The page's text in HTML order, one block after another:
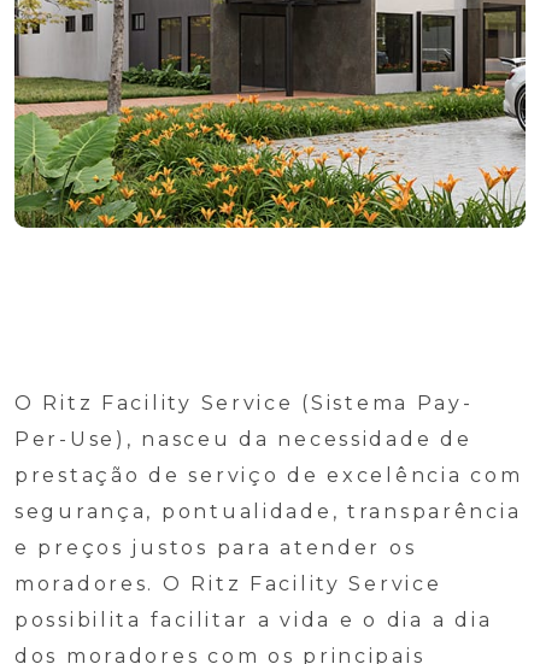
O Ritz Facility Service (Sistema Pay-
Per-Use), nasceu da necessidade de
prestação de serviço de excelência com
segurança, pontualidade, transparência
e preços justos para atender os
moradores. O Ritz Facility Service
possibilita facilitar a vida e o dia a dia
dos moradores com os principais